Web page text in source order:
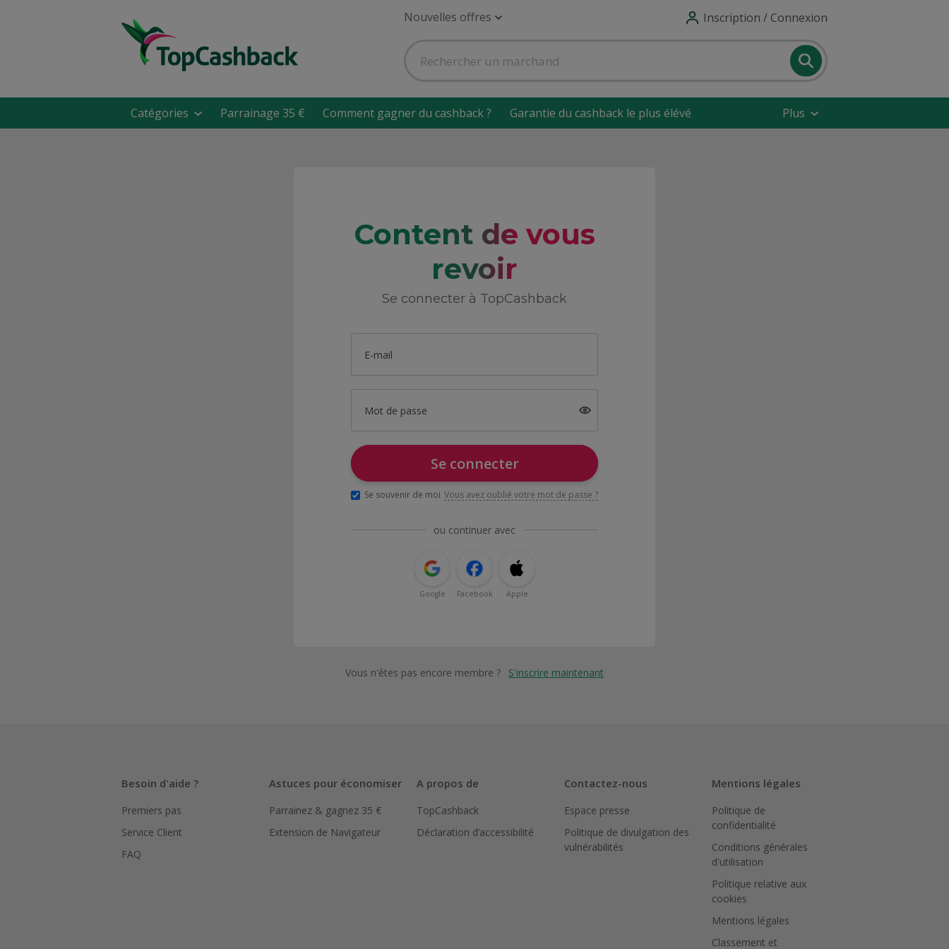
Nouvelles offres Inscription / Connexion
Catégories Parrainage 35 € Comment gagner du cashback ? Garantie du cashback le plus élévé Plus
Content de vous
revoir
Se connecter à TopCashback
E-mail
Mot de passe
Se connecter
Se souvenir de moi Vous avez oublié votre mot de passe ?
ou continuer avec
Google Facebook Apple
Vous n'êtes pas encore membre ? S'inscrire maintenant
Besoin d'aide ?
Premiers pas
Service Client
FAQ
Astuces pour économiser
Parrainez & gagnez 35 €
Extension de Navigateur
A propos de
TopCashback
Déclaration d’accessibilité
Contactez-nous
Espace presse
Politique de divulgation des
vulnérabilités
Mentions légales
Politique de
confidentialité
Conditions générales
d'utilisation
Politique relative aux
cookies
Mentions légales
Classement et